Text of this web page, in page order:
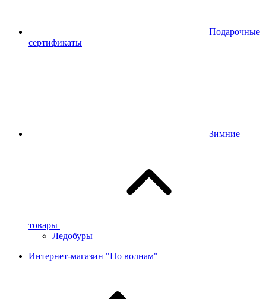
Подарочные
сертификаты
Зимние
товары
Ледобуры
Интернет-магазин "По волнам"